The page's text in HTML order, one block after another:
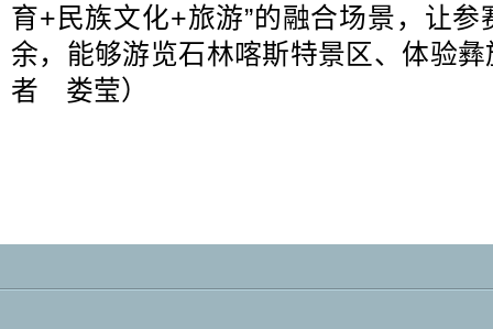
育+民族文化+旅游”的融合场景，让
余，能够游览石林喀斯特景区、体验
者 娄莹）